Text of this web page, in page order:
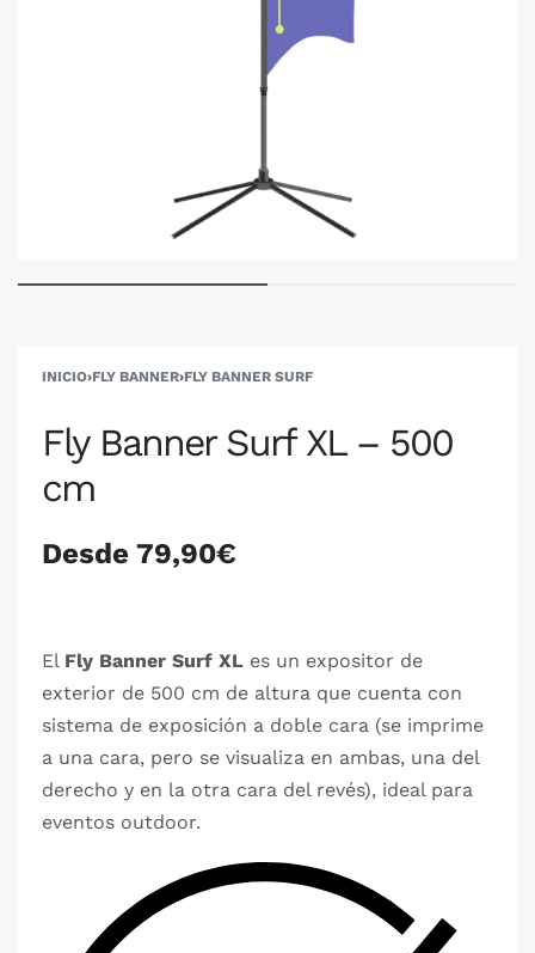
INICIO›FLY BANNER›FLY BANNER SURF
Fly Banner Surf XL – 500
cm
Desde 79,90€
El Fly Banner Surf XL es un expositor de
exterior de 500 cm de altura que cuenta con
sistema de exposición a doble cara (se imprime
a una cara, pero se visualiza en ambas, una del
derecho y en la otra cara del revés), ideal para
eventos outdoor.